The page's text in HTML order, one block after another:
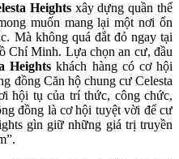
Heightsxây dựng quần thể
muốn mang lại một nơi ổn
Mà không quá đắt đỏ ngay tại
Chí Minh. Lựa chọn an cư, đầu
Heights khách hàng có cơ hội
đồng Căn hộ chung cư Celesta
hội tụ của trí thức, công chức,
đồng là cơ hội tuyệt vời để cư
gìn giữ những giá trị truyền